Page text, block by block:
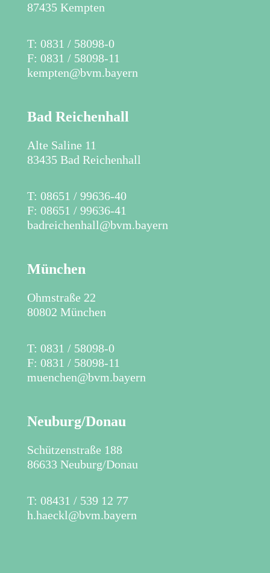
87435 Kempten
​T: 0831 / 58098-0
F: 0831 / 58098-11
kempten@bvm.bayern
Bad Reichenhall
Alte Saline 11
83435 Bad Reichenhall
​T: 08651 / 99636-40
F: 08651 / 99636-41
badreichenhall@bvm.bayern
München
Ohmstraße 22
80802 München
T: 0831 / 58098-0
F: 0831 / 58098-11
muenchen@bvm.bayern
Neuburg/Donau
Schützenstraße 188
86633 Neuburg/Donau
T: 08431 / 539 12 77
h.haeckl@bvm.bayern